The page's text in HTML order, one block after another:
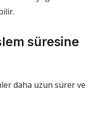
süresine
daha uzun sürer ve